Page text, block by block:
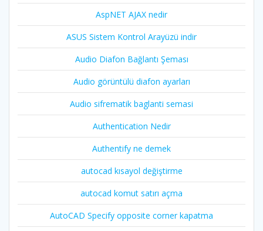
AspNET AJAX nedir
ASUS Sistem Kontrol Arayüzü indir
Audio Diafon Bağlantı Şeması
Audio görüntülü diafon ayarları
Audio sifrematik baglanti semasi
Authentication Nedir
Authentify ne demek
autocad kısayol değiştirme
autocad komut satırı açma
AutoCAD Specify opposite corner kapatma